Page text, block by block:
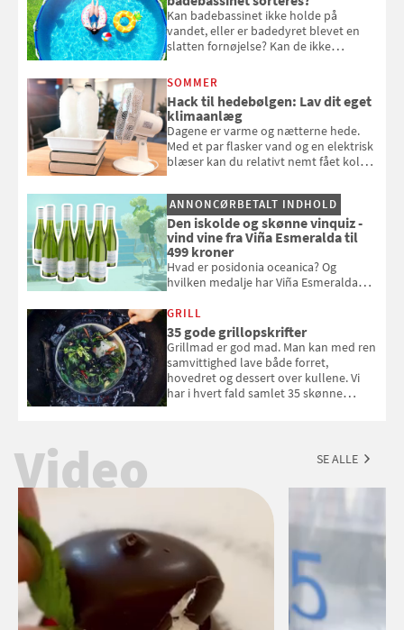
Kan badebassinet ikke holde på
vandet, eller er badedyret blevet en
slatten fornøjelse? Kan de ikke
opmærksom, når du smider
badebassinet eller et badedyr ud
SOMMER
Hack til hedebølgen: Lav dit eget
klimaanlæg
Dagene er varme og nætterne hede.
Med et par flasker vand og en elektrisk
blæser kan du relativt nemt fået koldt
og se, hvordan du gør
ANNONCØRBETALT INDHOLD
Den iskolde og skønne vinquiz -
vind vine fra Viña Esmeralda til
499 kroner
Hvad er posidonia oceanica? Og
hvilken medalje har Viña Esmeralda
med i Samvirkes skønne vinquiz, hvor
du kan vinde 6 flasker vin fra Viña
Esmeralda. Konkurrencen slutter 1.
september 2026.
GRILL
35 gode grillopskrifter
Grillmad er god mad. Man kan med ren
samvittighed lave både forret,
hovedret og dessert over kullene. Vi
har i hvert fald samlet 35 skønne
Video SE ALLE